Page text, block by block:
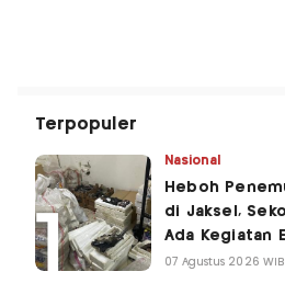
Terpopuler
Nasional
Heboh
di Jaksel,
Ada Kegiatan
07 Agustus 2026 WIB